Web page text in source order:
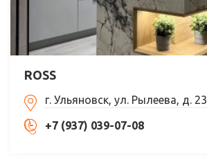
ROSS
г. Ульяновск, ул. Рылеева, д. 23
+7 (937) 039-07-08